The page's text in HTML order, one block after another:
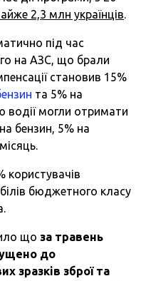
2,3 млн українців.
під час
на АЗС, що брали
становив 15%
та 5% на
водії могли отримати
бензин, 5% на
користувачів
бюджетного класу
що за травень
до
зразків зброї та